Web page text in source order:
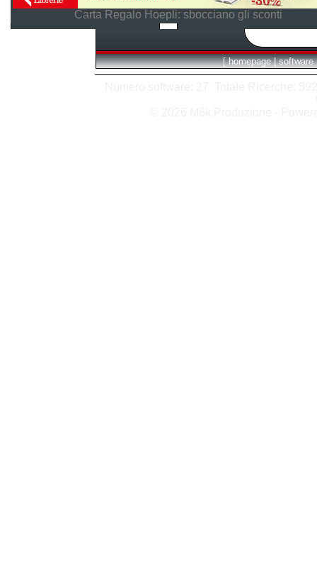
Carta Regalo Hoepli: sbocciano gli sconti
[ homepage | software